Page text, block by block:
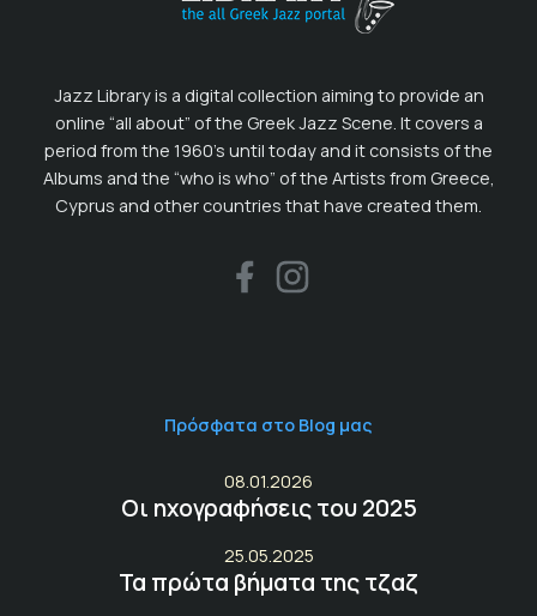
Jazz Library is a digital collection aiming to provide an
online “all about” of the Greek Jazz Scene. It covers a
period from the 1960’s until today and it consists of the
Albums and the “who is who” of the Artists from Greece,
Cyprus and other countries that have created them.
Πρόσφατα στο Blog μας
08.01.2026
Οι ηχογραφήσεις του 2025
25.05.2025
Τα πρώτα βήματα της τζαζ